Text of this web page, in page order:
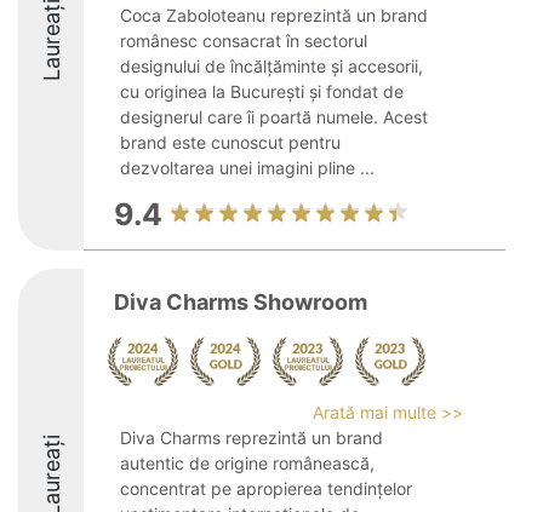
Laureați
Coca Zaboloteanu reprezintă un brand
românesc consacrat în sectorul
designului de încălțăminte și accesorii,
cu originea la București și fondat de
designerul care îi poartă numele. Acest
brand este cunoscut pentru
dezvoltarea unei imagini pline ...
9.4
Laureați
Diva Charms Showroom
Arată mai multe >>
Diva Charms reprezintă un brand
autentic de origine românească,
concentrat pe apropierea tendințelor